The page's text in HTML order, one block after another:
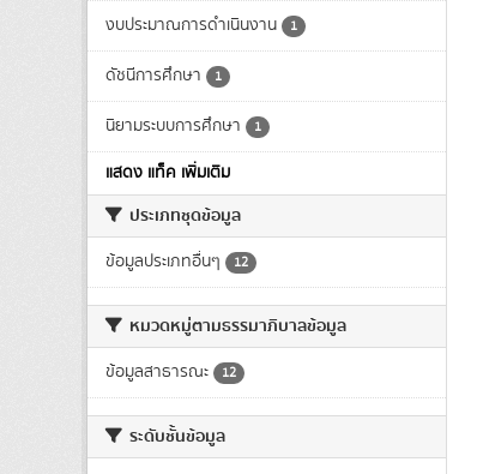
งบประมาณการดำเนินงาน 1
ดัชนีการศึกษา 1
นิยามระบบการศึกษา 1
แสดง แท็ค เพิ่มเติม
ประเภทชุดข้อมูล
ข้อมูลประเภทอื่นๆ 12
หมวดหมู่ตามธรรมาภิบาลข้อมูล
ข้อมูลสาธารณะ 12
ระดับชั้นข้อมูล